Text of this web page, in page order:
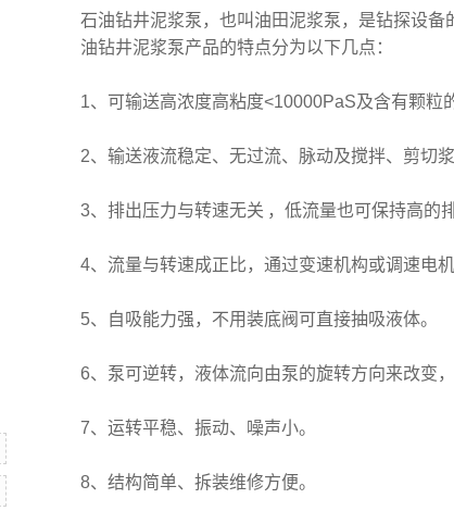
石油钻井泥浆泵，也叫油田泥浆泵，是钻探设
油钻井泥浆泵产品的特点分为以下几点：
1、可输送高浓度高粘度<10000PaS及含有颗粒
2、输送液流稳定、无过流、脉动及搅拌、剪切浆
3、排出压力与转速无关 ，低流量也可保持高的
4、流量与转速成正比，通过变速机构或调速电
5、自吸能力强，不用装底阀可直接抽吸液体。
6、泵可逆转，液体流向由泵的旋转方向来改变
7、运转平稳、振动、噪声小。
8、 结构简单、拆装维修方便。